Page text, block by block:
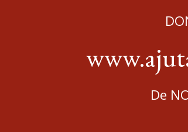
De